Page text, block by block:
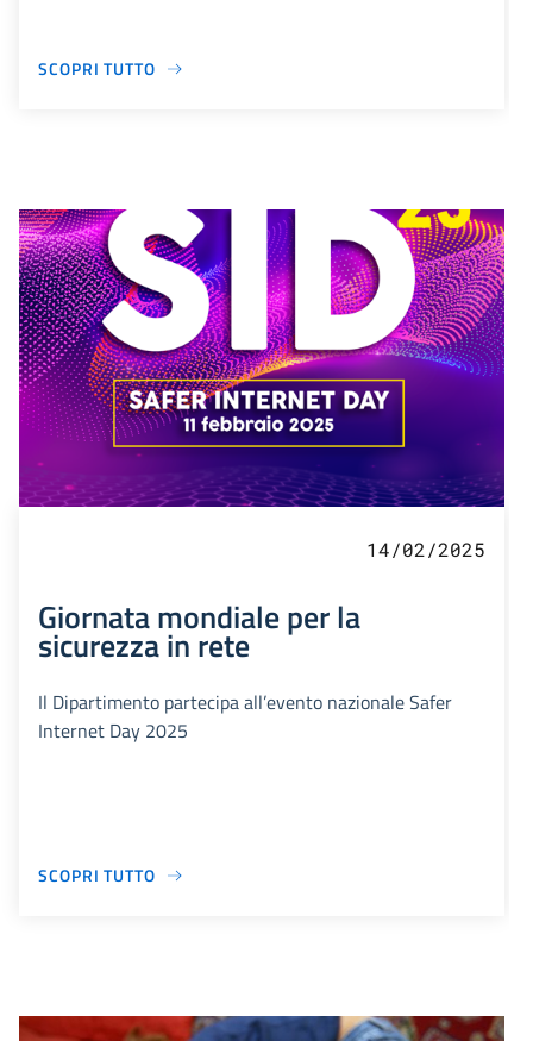
SCOPRI TUTTO
14/02/2025
Giornata mondiale per la
sicurezza in rete
Il Dipartimento partecipa all’evento nazionale Safer
Internet Day 2025
SCOPRI TUTTO